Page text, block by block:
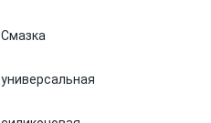
Смазка
универсальная